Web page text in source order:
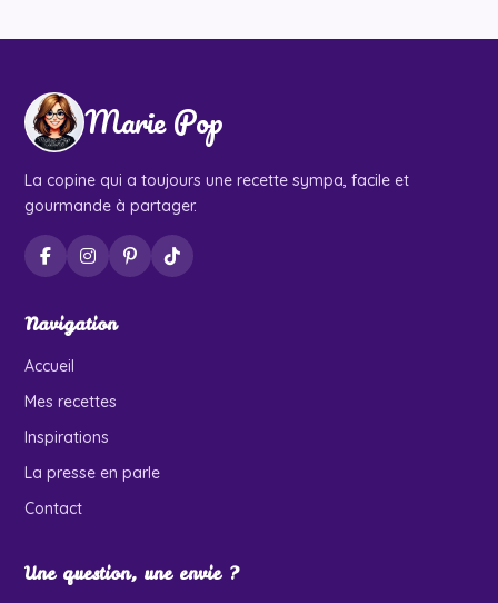
Marie Pop
La copine qui a toujours une recette sympa, facile et
gourmande à partager.
Navigation
Accueil
Mes recettes
Inspirations
La presse en parle
Contact
Une question, une envie ?